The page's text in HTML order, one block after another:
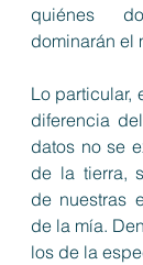
quiénes
dominarán el
Lo particular,
diferencia
datos no se
de la tierra,
de nuestras
de la mía.
los de la